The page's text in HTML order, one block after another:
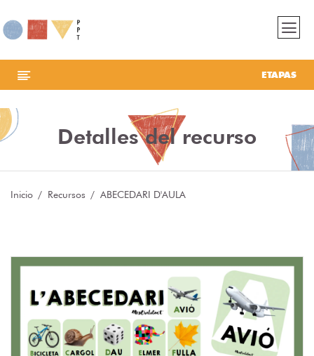
ETAPAS
Detalles del recurso
Inicio Recursos ABECEDARI D'AULA